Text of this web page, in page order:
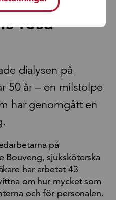
resa
dialysen på
50 år – en milstolpe
har genomgått en
på
Bouveng, sjuksköterska
har arbetat 43
om hur mycket som
och för personalen.